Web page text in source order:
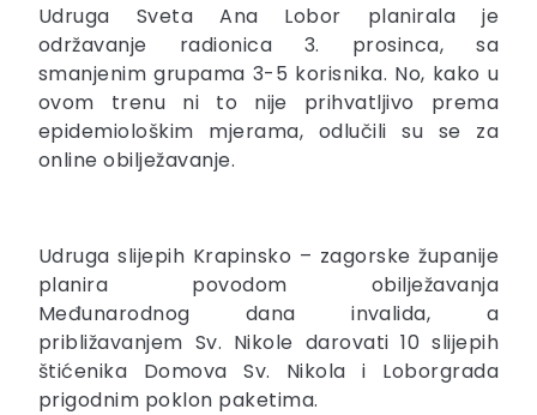
Udruga Sveta Ana Lobor planirala je
održavanje radionica 3. prosinca, sa
smanjenim grupama 3-5 korisnika. No, kako u
ovom trenu ni to nije prihvatljivo prema
epidemiološkim mjerama, odlučili su se za
online obilježavanje.
Udruga slijepih Krapinsko – zagorske županije
planira povodom obilježavanja
Međunarodnog dana invalida, a
približavanjem Sv. Nikole darovati 10 slijepih
štićenika Domova Sv. Nikola i Loborgrada
prigodnim poklon paketima.